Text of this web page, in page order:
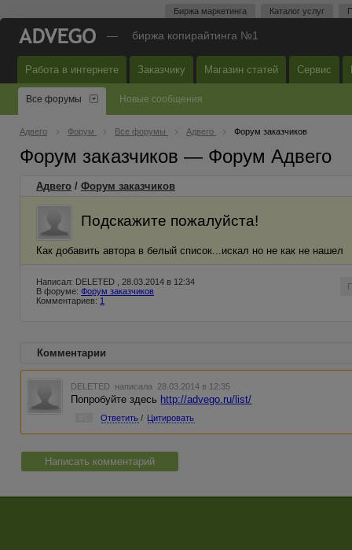
Биржа маркетинга Каталог услуг
— биржа копирайтинга №1
Работа в интернете Заказчику Магазин статей Сервис
Все форумы Новые сообщения
Адвего Форум Все форумы Адвего Форум заказчиков
Форум заказчиков — Форум Адвего
Адвего / Форум заказчиков
Подскажите пожалуйста!
Как добавить автора в белый список...искал но не как не нашел
Написал: DELETED , 28.03.2014 в 12:34
В форуме: Форум заказчиков
Комментариев: 1
Комментарии
DELETED написала 28.03.2014 в 12:35
Попробуйте здесь http://advego.ru/list/
Ответить / Цитировать
Написать комментарий